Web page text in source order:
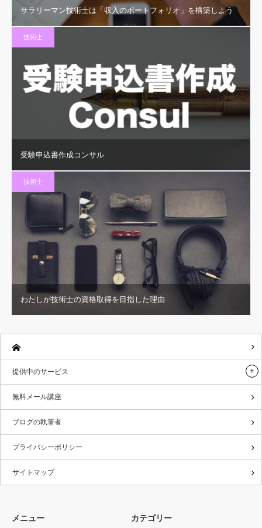
サラリーマン技術士は「収入のポートフォリオ」を構築しよう
技術士
受験申込書作成コンサル
技術士
わたしが技術士の資格取得を目指した理由
提供中のサービス
無料メール講座
ブログの執筆者
プライバシーポリシー
サイトマップ
メニュー カテゴリー